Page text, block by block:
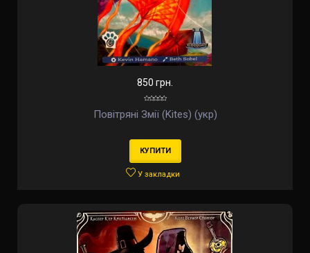
850 грн.
Повітряні Змії (Kites) (укр)
КУПИТИ
У закладки